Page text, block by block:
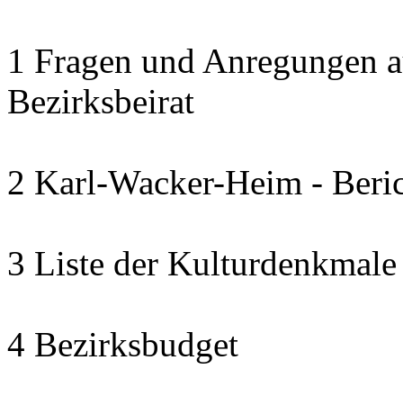
1 Fragen und Anregungen
Bezirksbeirat
2 Karl-Wacker-Heim -
3 Liste der
4 Bezirksbudget